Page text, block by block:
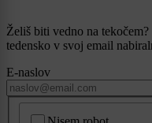
Želiš biti vedno na
tedensko v svoj email
E-naslov